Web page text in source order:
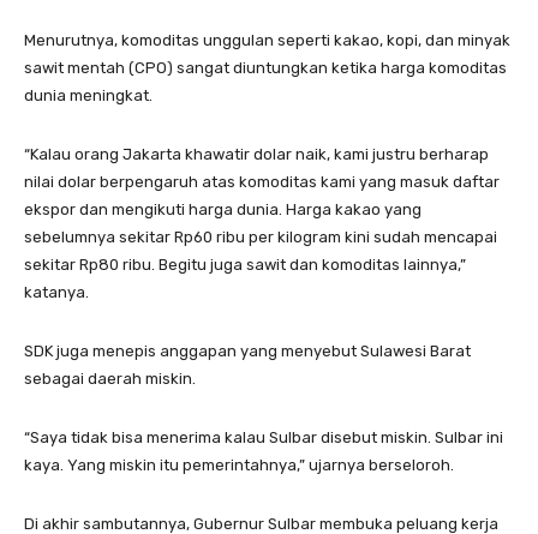
Menurutnya, komoditas unggulan seperti kakao, kopi, dan minyak
sawit mentah (CPO) sangat diuntungkan ketika harga komoditas
dunia meningkat.
“Kalau orang Jakarta khawatir dolar naik, kami justru berharap
nilai dolar berpengaruh atas komoditas kami yang masuk daftar
ekspor dan mengikuti harga dunia. Harga kakao yang
sebelumnya sekitar Rp60 ribu per kilogram kini sudah mencapai
sekitar Rp80 ribu. Begitu juga sawit dan komoditas lainnya,”
katanya.
SDK juga menepis anggapan yang menyebut Sulawesi Barat
sebagai daerah miskin.
“Saya tidak bisa menerima kalau Sulbar disebut miskin. Sulbar ini
kaya. Yang miskin itu pemerintahnya,” ujarnya berseloroh.
Di akhir sambutannya, Gubernur Sulbar membuka peluang kerja